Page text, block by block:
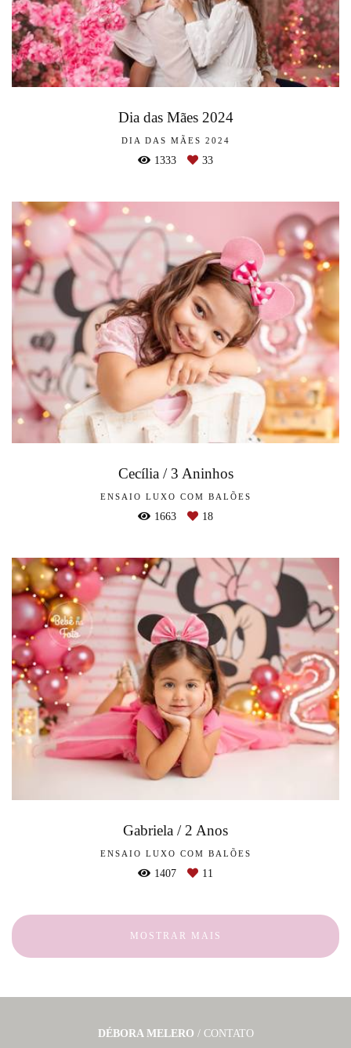
Dia das Mães 2024
DIA DAS MÃES 2024
1333 33
Cecília / 3 Aninhos
ENSAIO LUXO COM BALÕES
1663 18
Gabriela / 2 Anos
ENSAIO LUXO COM BALÕES
1407 11
MOSTRAR MAIS
DÉBORA MELERO / CONTATO